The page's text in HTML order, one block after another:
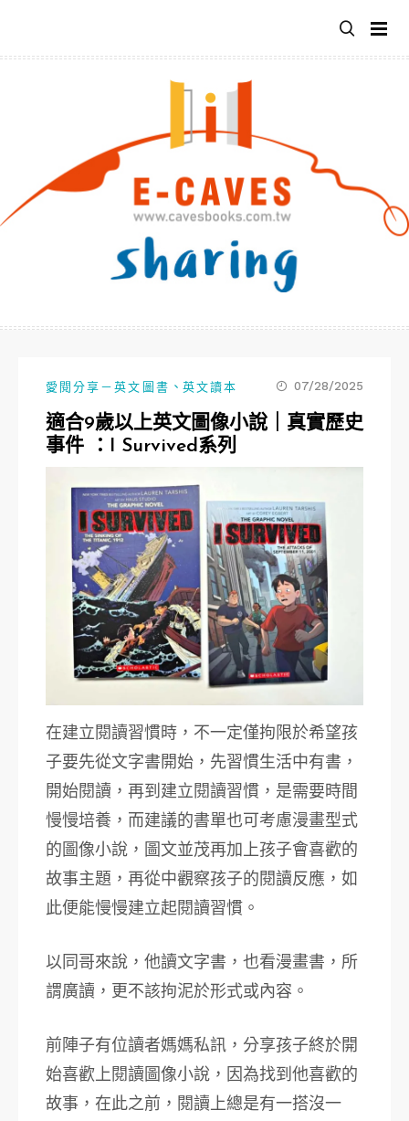
主
愛閱分享－英文圖書 、 英文讀本 07/28/2025
適合9歲以上英文圖像小說｜真實歷史
事件 ：I Survived系列
在建立閱讀習慣時，不一定僅拘限於希望孩
子要先從文字書開始，先習慣生活中有書，
開始閱讀，再到建立閱讀習慣，是需要時間
慢慢培養，而建議的書單也可考慮漫畫型式
的圖像小說，圖文並茂再加上孩子會喜歡的
故事主題，再從中觀察孩子的閱讀反應，如
此便能慢慢建立起閱讀習慣。
以同哥來說，他讀文字書，也看漫畫書，所
謂廣讀，更不該拘泥於形式或內容。
前陣子有位讀者媽媽私訊，分享孩子終於開
始喜歡上閱讀圖像小說，因為找到他喜歡的
故事，在此之前，閱讀上總是有一搭沒一